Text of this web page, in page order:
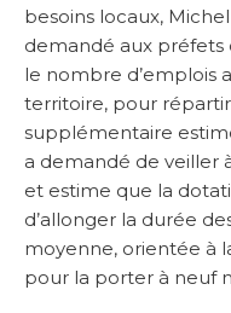
besoins locaux,
demandé aux
le nombre d’emplois
territoire, pour
supplémentaire
a demandé de veiller
et estime que la
d’allonger la durée
moyenne, orientée à
pour la porter à neuf